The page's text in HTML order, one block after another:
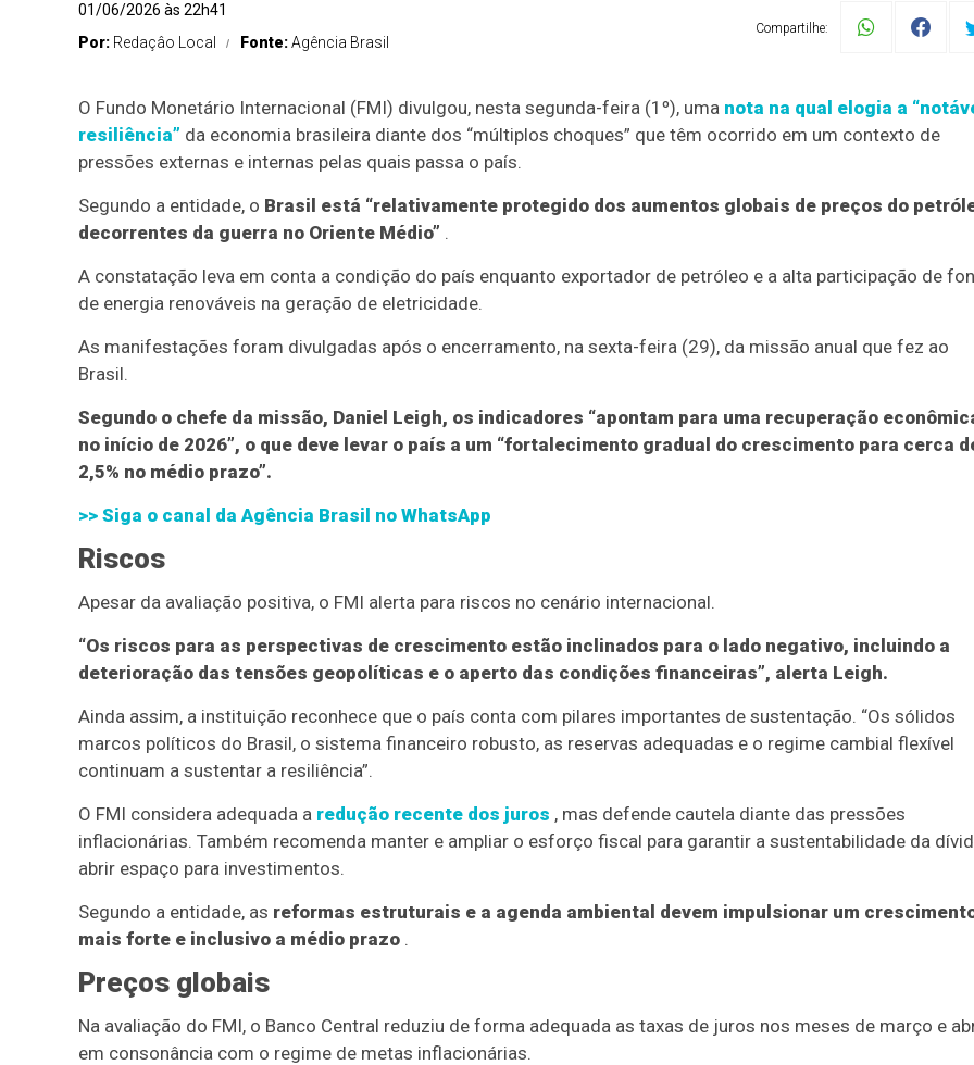
01/06/2026 às 22h41
Por: Redaçâo Local Fonte:Agência Brasil
Compartilhe:
O Fundo Monetário Internacional (FMI) divulgou, nesta segunda-feira (1º), uma nota na qual elogia a
resiliência” da economia brasileira diante dos “múltiplos choques” que têm ocorrido em um contexto de
pressões externas e internas pelas quais passa o país.
Segundo a entidade, o Brasil está “relativamente protegido dos aumentos globais de preços do
decorrentes da guerra no Oriente Médio” .
A constatação leva em conta a condição do país enquanto exportador de petróleo e a alta participação de
de energia renováveis na geração de eletricidade.
As manifestações foram divulgadas após o encerramento, na sexta-feira (29), da missão anual que fez ao
Brasil.
Segundo o chefe da missão, Daniel Leigh, os indicadores “apontam para uma recuperação
no início de 2026”, o que deve levar o país a um “fortalecimento gradual do crescimento para cerca
2,5% no médio prazo”.
>> Siga o canal da Agência Brasil no WhatsApp
Riscos
Apesar da avaliação positiva, o FMI alerta para riscos no cenário internacional.
“Os riscos para as perspectivas de crescimento estão inclinados para o lado negativo, incluindo a
deterioração das tensões geopolíticas e o aperto das condições financeiras”, alerta Leigh.
Ainda assim, a instituição reconhece que o país conta com pilares importantes de sustentação. “Os sólidos
marcos políticos do Brasil, o sistema financeiro robusto, as reservas adequadas e o regime cambial flexível
continuam a sustentar a resiliência”.
O FMI considera adequada a redução recente dos juros , mas defende cautela diante das pressões
inflacionárias. Também recomenda manter e ampliar o esforço fiscal para garantir a sustentabilidade da
abrir espaço para investimentos.
Segundo a entidade, as reformas estruturais e a agenda ambiental devem impulsionar um
mais forte e inclusivo a médio prazo .
Preços globais
Na avaliação do FMI, o Banco Central reduziu de forma adequada as taxas de juros nos meses de março e
em consonância com o regime de metas inflacionárias.